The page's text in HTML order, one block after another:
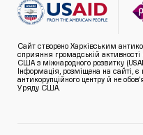
Сайт створено Харківським
сприяння громадській
США з міжнародного розвитку
Інформація, розміщена на сайті, є
антикорупційного центру й не
Уряду США.